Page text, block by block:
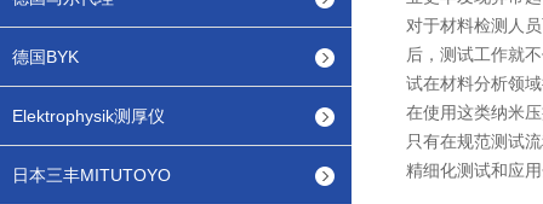
德国BYK
Elektrophysik测厚仪
日本三丰MITUTOYO
对于材料检测人
后，测试工作就
试在材料分析领
在使用这类纳米
只有在规范测试
精细化测试和应